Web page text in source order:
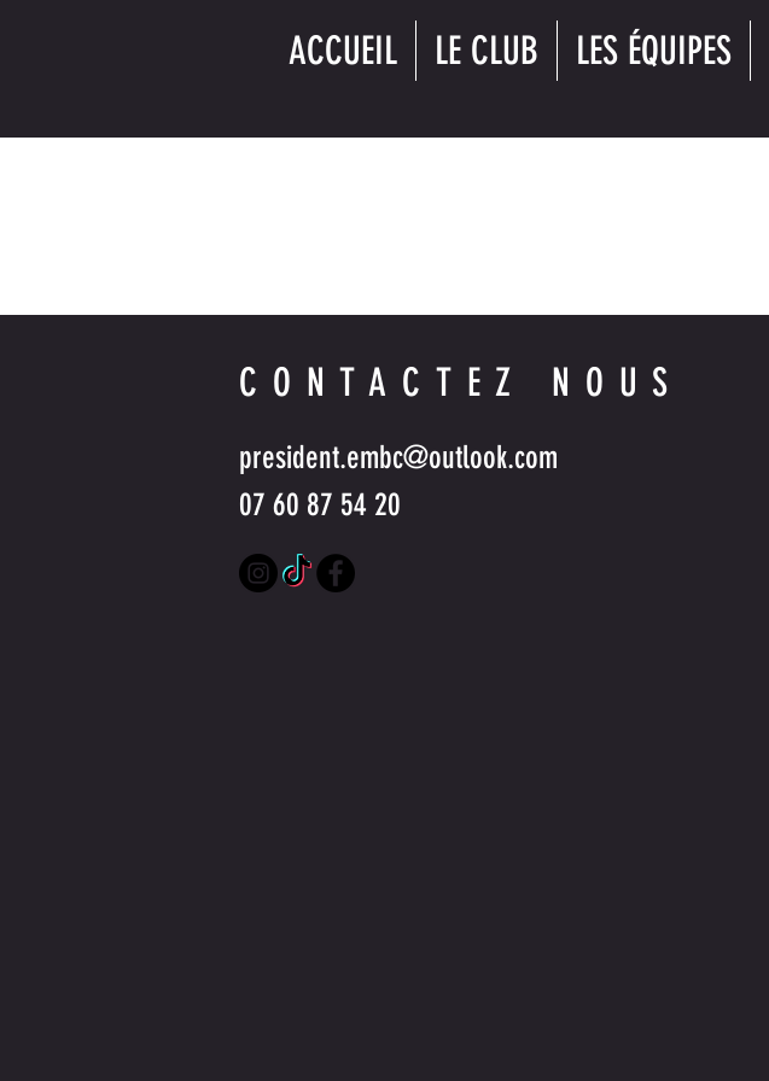
ACCUEIL LE CLUB LES ÉQUIPES
CONTACTEZ NOUS
president.embc@outlook.com
07 60 87 54 20